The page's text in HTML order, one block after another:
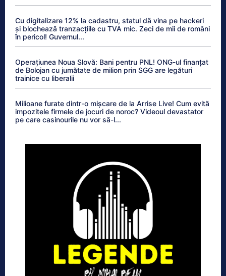
Cu digitalizare 12% la cadastru, statul dă vina pe hackeri
și blochează tranzacțiile cu TVA mic. Zeci de mii de români
în pericol! Guvernul...
Operațiunea Noua Slovă: Bani pentru PNL! ONG-ul finanțat
de Bolojan cu jumătate de milion prin SGG are legături
trainice cu liberalii
Milioane furate dintr-o mișcare de la Arrise Live! Cum evită
impozitele firmele de jocuri de noroc? Videoul devastator
pe care casinourile nu vor să-l...